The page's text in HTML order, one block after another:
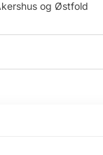
og Østfold